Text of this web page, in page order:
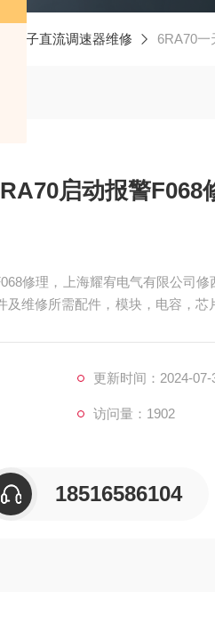
西门子直流调速器维修 6RA70一天修好
启动报警F068
修理，上海耀宥电气有限公司
维修所需配件，模块，电容，芯
门子用户的认可更新时间：2024-07-
访问量：1902
18516586104